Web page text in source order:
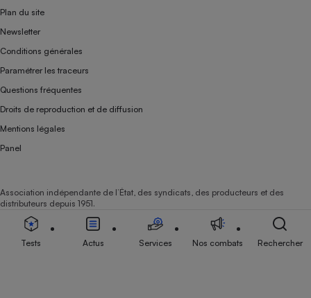
Plan du site
Newsletter
Conditions générales
Paramétrer les traceurs
Questions fréquentes
Droits de reproduction et de diffusion
Mentions légales
Panel
Association indépendante de l’État, des syndicats, des producteurs et des
distributeurs depuis 1951.
Tests Actus Services Nos combats Rechercher